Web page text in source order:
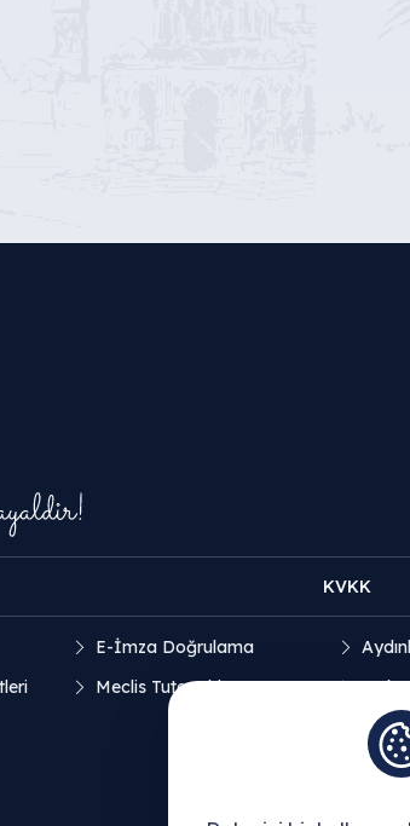
E-İmza Doğrulama
Meclis Tutanakları
KVKK
Açık